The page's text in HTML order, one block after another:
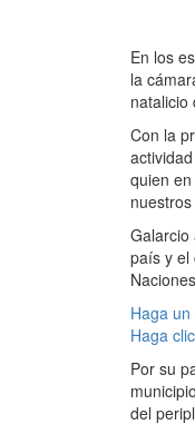
En los
la
natalicio
Con la
quien
Galarcio
país y el
Haga
Haga
Por su
del